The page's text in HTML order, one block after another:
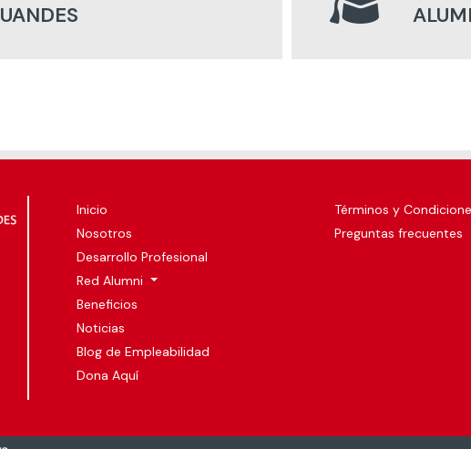
UANDES
Inicio
Nosotros
Desarrollo Profesional
Red Alumni
Beneficios
Noticias
Blog de Empleabilidad
Dona Aquí
Términos y
Preguntas frecuentes